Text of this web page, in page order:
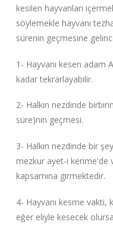
kesilen hayvanları
söylemekle hayvanı
sürenin geçmesine
1- Hayvanı kesen adam
kadar tekrarlayabilir.
2- Halkın nezdinde
süre)nin geçmesi.
3- Halkın nezdinde bir
mezkur ayet-i kerime'de
kapsamına girmektedir.
4- Hayvanı kesme vakti,
eğer eliyle kesecek